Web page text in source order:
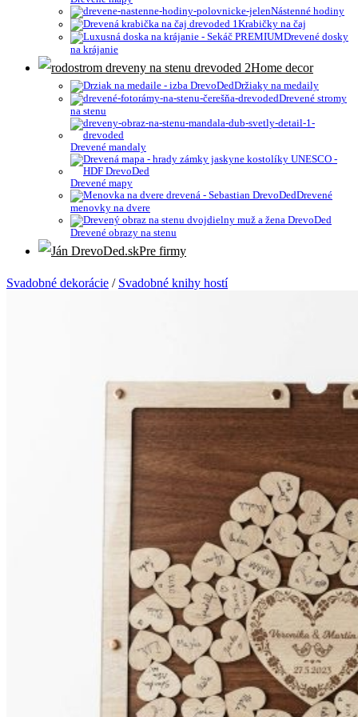
Nástenné hodiny
Krabičky na čaj
Drevené dosky
na krájanie
Home decor
Držiaky na medaily
Drevené stromy
na stenu
Drevené mandaly
Drevené mapy
Drevené
menovky na dvere
Drevené obrazy na stenu
Pre firmy
Svadobné dekorácie / Svadobné knihy hostí